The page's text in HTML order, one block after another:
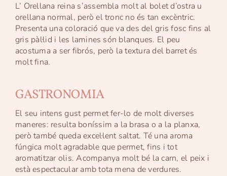
L’ Orellana reina s’assembla molt al bolet d’ostra u
orellana normal, però el tronc no és tan excèntric.
Presenta una coloració que va des del gris fosc fins al
gris pàl·lid i les lamines són blanques. El peu
acostuma a ser fibrós, però la textura del barret és
molt fina.
GASTRONOMIA
El seu intens gust permet fer-lo de molt diverses
maneres: resulta boníssim a la brasa o a la planxa,
però també queda excel·lent saltat. Té una aroma
fúngica molt agradable que permet, fins i tot
aromatitzar olis. Acompanya molt bé la carn, el peix i
està espectacular amb tota mena de verdures.